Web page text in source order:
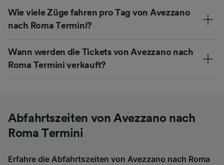
Wie viele Züge fahren pro Tag von Avezzano
nach Roma Termini?
Wann werden die Tickets von Avezzano nach
Roma Termini verkauft?
Abfahrtszeiten von Avezzano nach
Roma Termini
Erfahre die Abfahrtszeiten von Avezzano nach Roma